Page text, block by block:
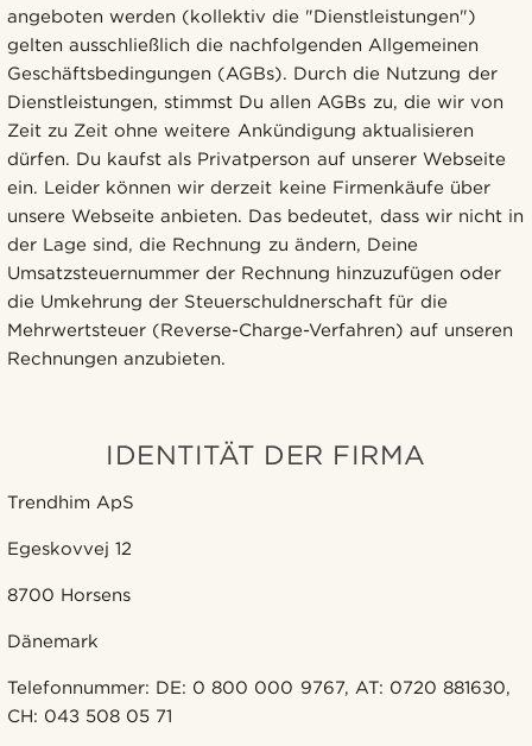
angeboten werden (kollektiv die "Dienstleistungen")
gelten ausschließlich die nachfolgenden Allgemeinen
Geschäftsbedingungen (AGBs). Durch die Nutzung der
Dienstleistungen, stimmst Du allen AGBs zu, die wir von
Zeit zu Zeit ohne weitere Ankündigung aktualisieren
dürfen. Du kaufst als Privatperson auf unserer Webseite
ein. Leider können wir derzeit keine Firmenkäufe über
unsere Webseite anbieten. Das bedeutet, dass wir nicht in
der Lage sind, die Rechnung zu ändern, Deine
Umsatzsteuernummer der Rechnung hinzuzufügen oder
die Umkehrung der Steuerschuldnerschaft für die
Mehrwertsteuer (Reverse-Charge-Verfahren) auf unseren
Rechnungen anzubieten.
IDENTITÄT DER FIRMA
Trendhim ApS
Egeskovvej 12
8700 Horsens
Dänemark
Telefonnummer: DE: 0 800 000 9767, AT: 0720 881630,
CH: 043 508 05 71